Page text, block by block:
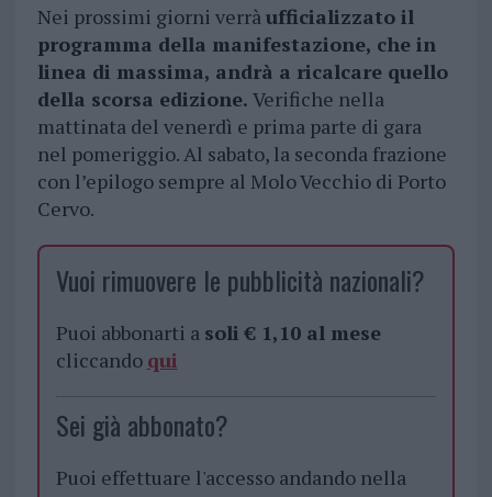
Nei prossimi giorni verràufficializzato il
programma della manifestazione, che in
linea di massima, andrà a ricalcare quello
della scorsa edizione. Verifiche nella
mattinata del venerdì e prima parte di gara
nel pomeriggio. Al sabato, la seconda frazione
con l’epilogo sempre al Molo Vecchio di Porto
Cervo.
Vuoi rimuovere le pubblicità nazionali?
Puoi abbonarti a soli € 1,10 al mese
cliccando qui
Sei già abbonato?
Puoi effettuare l'accesso andando nella